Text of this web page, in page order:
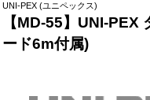
UNI-PEX (ユニペックス)
【MD-55】UNI-PEX
ード6m付属)